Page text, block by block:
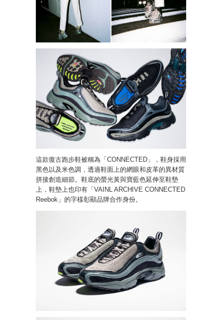
這款復古跑步鞋被稱為「CONNECTED」，鞋身採用
黑色以及米色調，透過鞋面上的網眼和皮革的異材質
拼接創造細節。鞋底的螢光黃與寶藍色延伸至鞋墊
上，鞋墊上也印有「VAINL ARCHIVE CONNECTED
Reebok」的字樣彰顯品牌合作身份。